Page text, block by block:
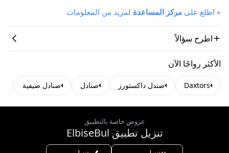
» اطلع على مركز المساعدة لمزيد من المعلومات
اطرح سؤالاً
الأكثر رواجًا الآن
Daxtors صندل داكستورز صنادل صنادل صيفية
عروض خاصة بالتطبيق
تنزيل تطبيق ElbiseBul